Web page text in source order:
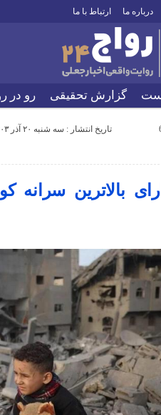
درباره ما ارتباط با ما
گزارش تحقیقی رو در
تاریخ انتشار : سه شنبه ۲۰ آذر ۱۴۰۳ - ۱۲:۵۶
بالاترین